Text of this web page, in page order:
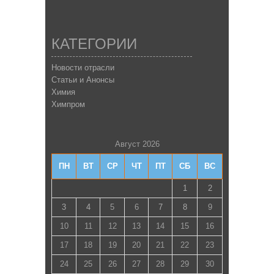
КАТЕГОРИИ
Новости отрасли
Статьи и Анонсы
Химия
Химпром
Август 2026
ПН ВТ СР ЧТ ПТ СБ ВС
1 2
3 4 5 6 7 8 9
10 11 12 13 14 15 16
17 18 19 20 21 22 23
24 25 26 27 28 29 30